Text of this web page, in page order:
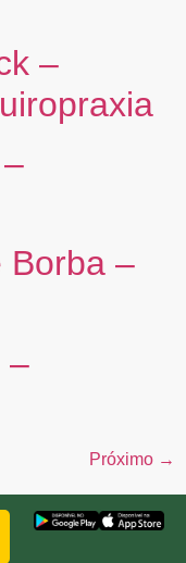
–
Borba –
–
Próximo →